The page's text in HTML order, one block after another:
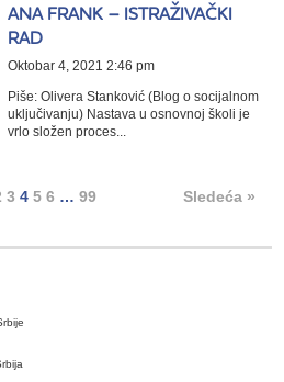
ANA FRANK – ISTRAŽIVAČKI
RAD
Oktobar 4, 2021 2:46 pm
Piše: Olivera Stanković (Blog o socijalnom
uključivanju) Nastava u osnovnoj školi je
vrlo složen proces...
3 4 5 6 … 99 Sledeća »